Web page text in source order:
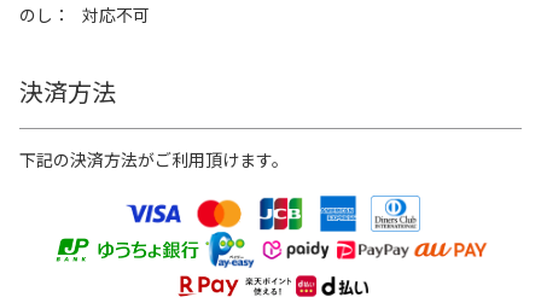
のし
対応不可
決済方法
下記の決済方法がご利用頂けます。